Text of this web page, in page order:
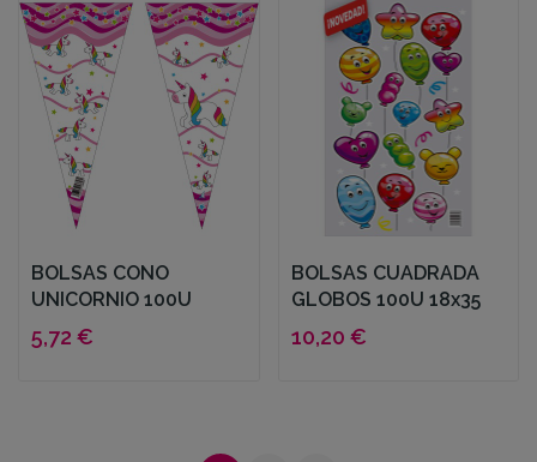
BOLSAS CONO
UNICORNIO 100U
5,72 €
BOLSAS CUADRADA
GLOBOS 100U 18x35
10,20 €